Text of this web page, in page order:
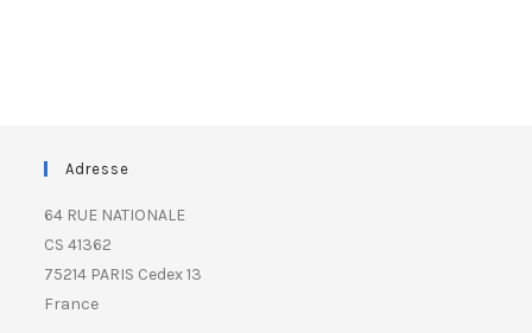
Adresse
64 RUE NATIONALE
CS 41362
75214 PARIS Cedex 13
France